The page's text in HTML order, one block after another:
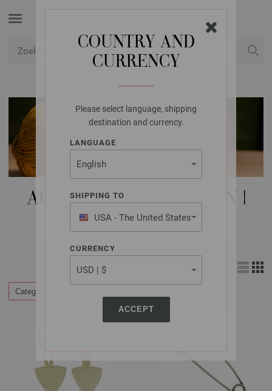
COUNTRY AND
CURRENCY
Please select language, shipping
destination and currency.
LANGUAGE
SHIPPING TO
USA - The United States
of America
CURRENCY
ACCEPT
ACCESSOIRES | KNOPEN |
SLUITINGEN
Weergave:
Categorieën